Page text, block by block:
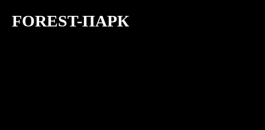
FOREST-ПАРК